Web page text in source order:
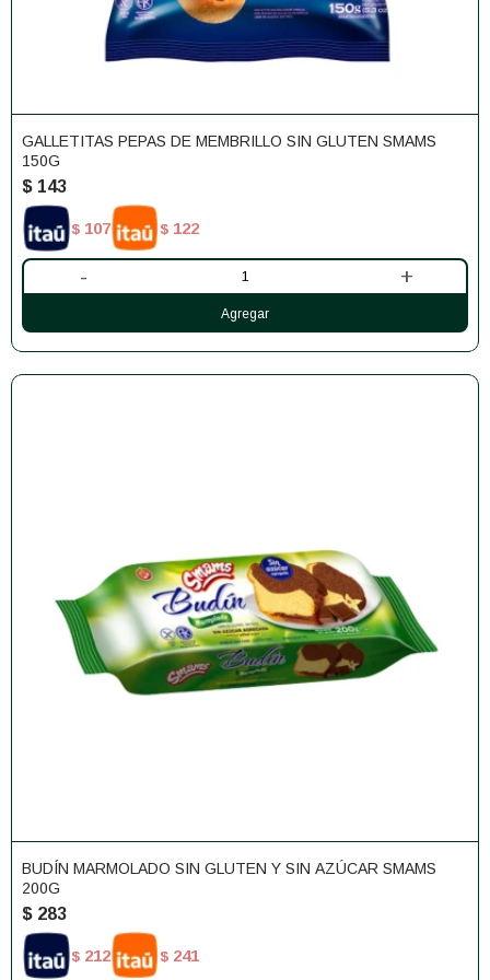
GALLETITAS PEPAS DE MEMBRILLO SIN GLUTEN SMAMS
150G
$ 143
$ 107 $ 122
- +
BUDÍN MARMOLADO SIN GLUTEN Y SIN AZÚCAR SMAMS
200G
$ 283
$ 212 $ 241